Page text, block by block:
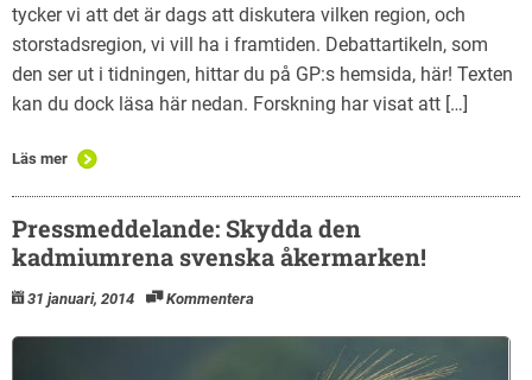
tycker vi att det är dags att diskutera vilken region, och
storstadsregion, vi vill ha i framtiden. Debattartikeln, som
den ser ut i tidningen, hittar du på GP:s hemsida, här! Texten
kan du dock läsa här nedan. Forskning har visat att […]
Läs mer
Pressmeddelande: Skydda den
kadmiumrena svenska åkermarken!
31 januari, 2014 Kommentera